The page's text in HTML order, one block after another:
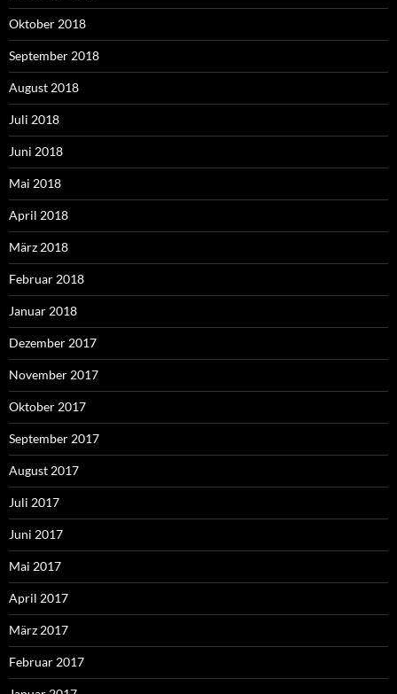
Oktober 2018
September 2018
August 2018
Juli 2018
Juni 2018
Mai 2018
April 2018
März 2018
Februar 2018
Januar 2018
Dezember 2017
November 2017
Oktober 2017
September 2017
August 2017
Juli 2017
Juni 2017
Mai 2017
April 2017
März 2017
Februar 2017